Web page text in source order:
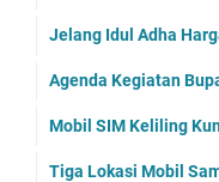
Jelang Idul Adha
Agenda Kegiatan
Mobil SIM Keliling
Tiga Lokasi Mobil